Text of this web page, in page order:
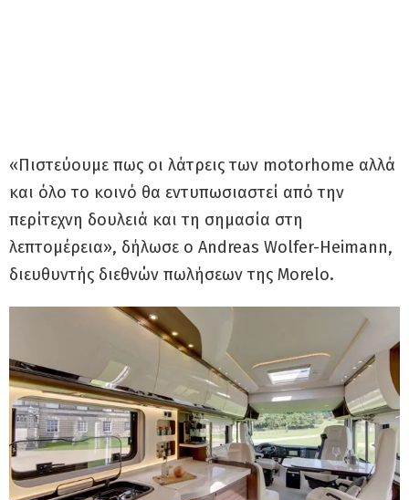
«Πιστεύουμε πως οι λάτρεις των motorhome αλλά
και όλο το κοινό θα εντυπωσιαστεί από την
περίτεχνη δουλειά και τη σημασία στη
λεπτομέρεια», δήλωσε ο Andreas Wolfer-Heimann,
διευθυντής διεθνών πωλήσεων της Morelo.